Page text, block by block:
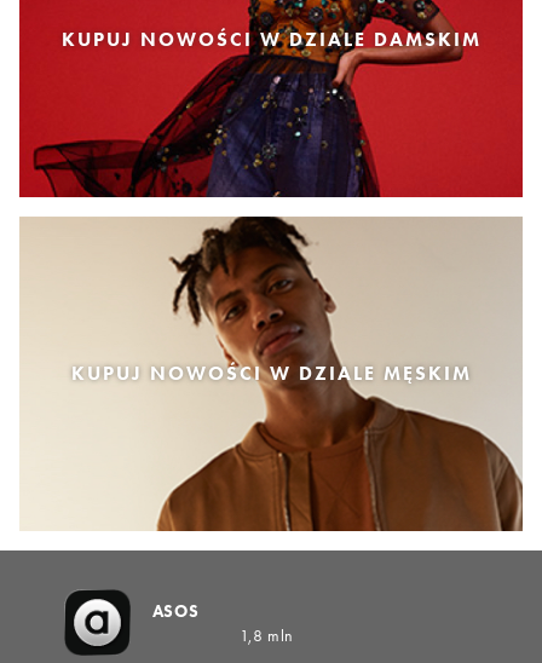
KUPUJ NOWOŚCI W DZIALE DAMSKIM
KUPUJ NOWOŚCI W DZIALE MĘSKIM
ASOS
1,8 mln